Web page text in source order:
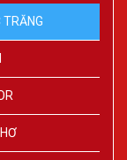
TRĂNG